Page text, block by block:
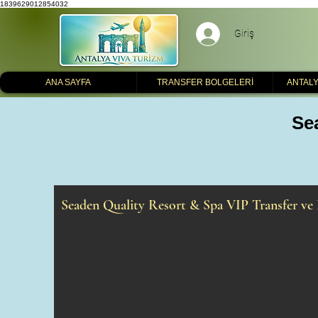
1839629012854032
Giriş
ANA SAYFA TRANSFER BOLGELERİ
Seaden Quality Resort & Spa VIP Transfer ve